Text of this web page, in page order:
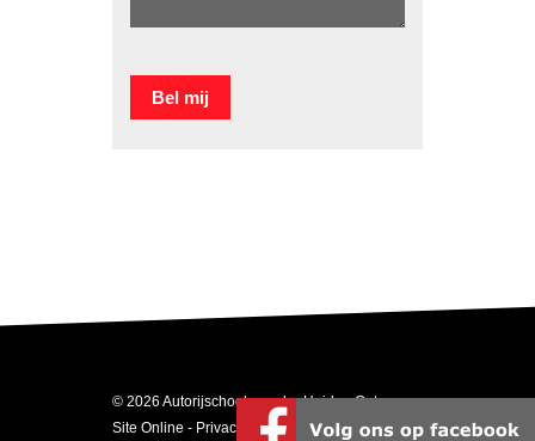
© 2026 Autorijschool van der Heide - Ontwerp:
Site Online - Privacyverklaring -Disclaimer-